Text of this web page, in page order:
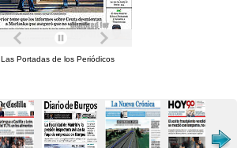
Las Portadas de los Periódicos